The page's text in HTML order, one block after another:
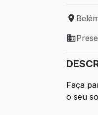
Local
Modelo
Faça
o seu